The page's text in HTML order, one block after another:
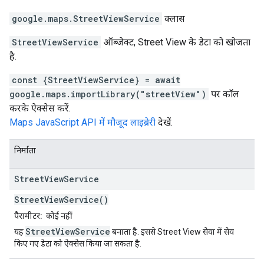
google.maps.StreetViewService क्लास
StreetViewService ऑब्जेक्ट, Street View के डेटा को खोजता
है.
const {StreetViewService} = await
google.maps.importLibrary("streetView") पर कॉल
करके ऐक्सेस करें.
Maps JavaScript API में मौजूद लाइब्रेरी देखें.
निर्माता
StreetViewService
StreetViewService()
पैरामीटर: कोई नहीं
यहStreetViewService बनाता है. इससे Street View सेवा में सेव
किए गए डेटा को ऐक्सेस किया जा सकता है.